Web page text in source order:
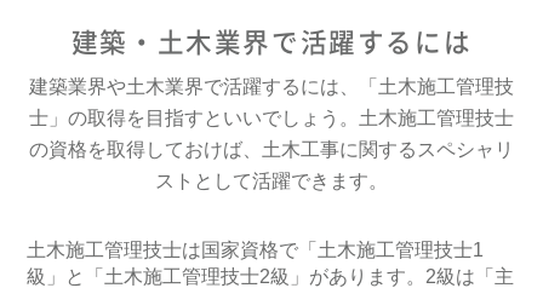
建築・土木業界で活躍するには
建築業界や土木業界で活躍するには、「土木施工管理技
士」の取得を目指すといいでしょう。土木施工管理技士
の資格を取得しておけば、土木工事に関するスペシャリ
ストとして活躍できます。
土木施工管理技士は国家資格で「土木施工管理技士1
級」と「土木施工管理技士2級」があります。2級は「主